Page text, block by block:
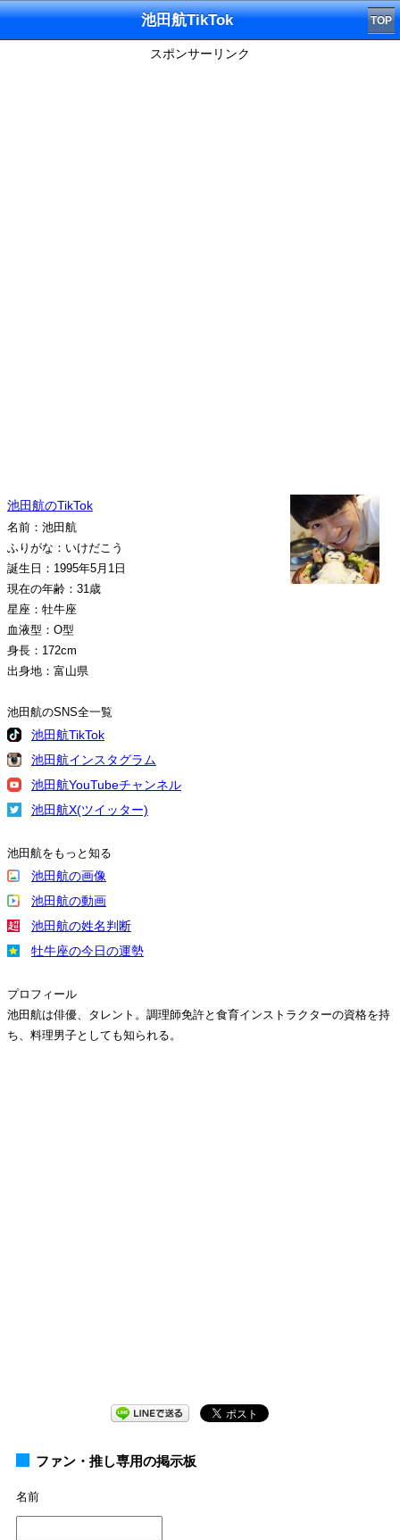
池田航TikTok TOP
スポンサーリンク
池田航のTikTok
名前：池田航
ふりがな：いけだこう
誕生日：1995年5月1日
現在の年齢：31歳
星座：牡牛座
血液型：O型
身長：172cm
出身地：富山県
池田航のSNS全一覧
池田航TikTok
池田航インスタグラム
池田航YouTubeチャンネル
池田航X(ツイッター)
池田航をもっと知る
池田航の画像
池田航の動画
池田航の姓名判断
牡牛座の今日の運勢
プロフィール
池田航は俳優、タレント。調理師免許と食育インストラクターの資格を持
ち、料理男子としても知られる。
ファン・推し専用の掲示板
名前